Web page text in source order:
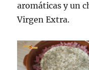
aromáticas y un
Virgen Extra.